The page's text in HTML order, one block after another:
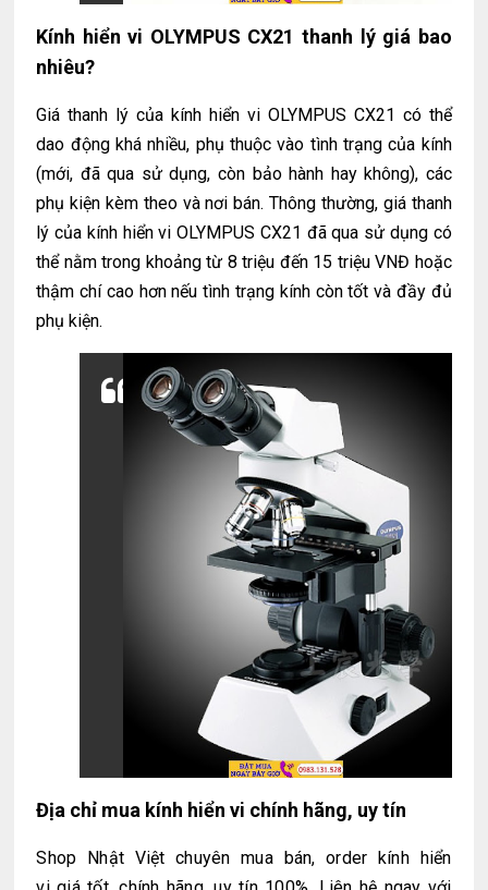
Kính hiển vi OLYMPUS CX21 thanh lý giá bao
nhiêu?
Giá thanh lý của kính hiển vi OLYMPUS CX21 có thể
dao động khá nhiều, phụ thuộc vào tình trạng của kính
(mới, đã qua sử dụng, còn bảo hành hay không), các
phụ kiện kèm theo và nơi bán. Thông thường, giá thanh
lý của kính hiển vi OLYMPUS CX21 đã qua sử dụng có
thể nằm trong khoảng từ 8 triệu đến 15 triệu VNĐ hoặc
thậm chí cao hơn nếu tình trạng kính còn tốt và đầy đủ
phụ kiện.
Địa chỉ mua kính hiển vi chính hãng, uy tín
Shop Nhật Việt chuyên mua bán, order kính hiển